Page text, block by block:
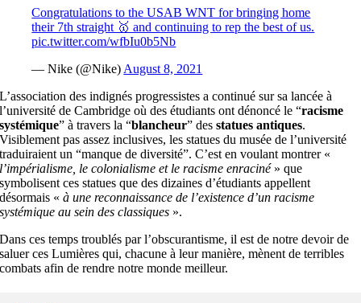
Congratulations to the USAB WNT for bringing home
their 7th straight 🥇 and continuing to rep the best of us.
pic.twitter.com/wfbIu0b5Nb
— Nike (@Nike) August 8, 2021
L’association des indignés progressistes a continué sur sa lancée à
l’université de Cambridge où des étudiants ont dénoncé le “racisme
systémique” à travers la “blancheur” desstatues antiques.
Visiblement pas assez inclusives, les statues du musée de l’université
traduiraient un “manque de diversité”. C’est en voulant montrer «
l’impérialisme, le colonialisme et le racisme enraciné » que
symbolisent ces statues que des dizaines d’étudiants appellent
désormais « à une reconnaissance de l’existence d’un racisme
systémique au sein des classiques ».
Dans ces temps troublés par l’obscurantisme, il est de notre devoir de
saluer ces Lumières qui, chacune à leur manière, mènent de terribles
combats afin de rendre notre monde meilleur.